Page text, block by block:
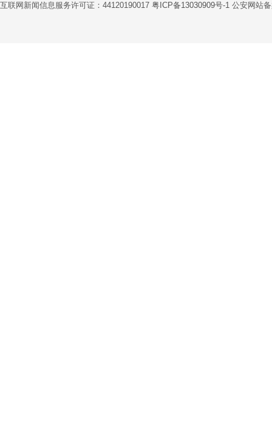
互联网新闻信息服务许可证：44120190017 粤ICP备13030909号-1 公安网站